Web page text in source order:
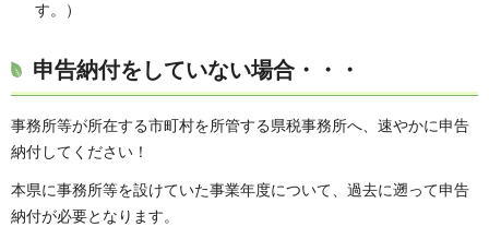
す。）
申告納付をしていない場合・・・
事務所等が所在する市町村を所管する県税事務所へ、速やかに申告
納付してください！
本県に事務所等を設けていた事業年度について、過去に遡って申告
納付が必要となります。